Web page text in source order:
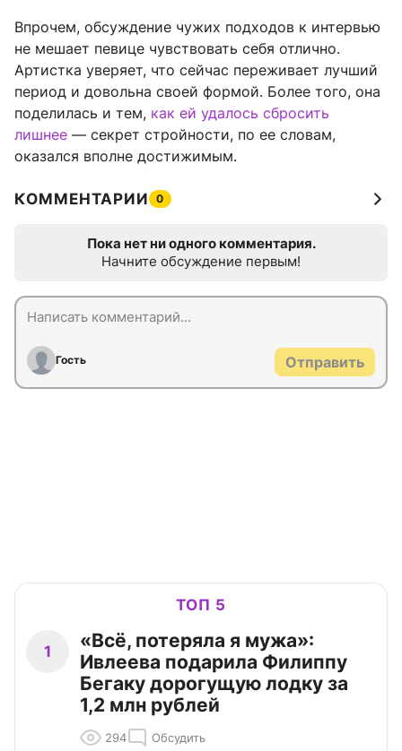
Впрочем, обсуждение чужих подходов к интервью
не мешает певице чувствовать себя отлично.
Артистка уверяет, что сейчас переживает лучший
период и довольна своей формой. Более того, она
поделилась и тем, как ей удалось сбросить
лишнее — секрет стройности, по ее словам,
оказался вполне достижимым.
КОММЕНТАРИИ 0
Пока нет ни одного комментария.
Начните обсуждение первым!
Гость Отправить
ТОП 5
1
«Всё, потеряла я мужа»:
Ивлеева подарила Филиппу
Бегаку дорогущую лодку за
1,2 млн рублей
294 Обсудить